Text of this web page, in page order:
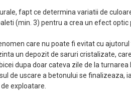
fapt ce determina variatii de
(min. 3) pentru a crea un efect optic
care nu poate fi evitat cu
un depozit de saruri cristalizate,
dupa doar cateva zile de la
de uscare a betonului se finalizeaza,
exploatare.